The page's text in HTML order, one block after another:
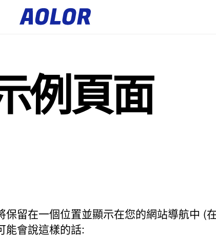
l
o
r
例頁面
留在一個位置並顯示在您的網站導航中 (
能會說這樣的話: